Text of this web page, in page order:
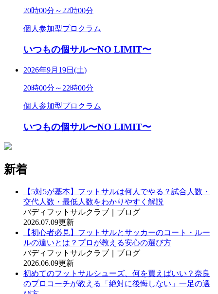
20時00分～22時00分
個人参加型プロクラム
いつもの個サル〜NO LIMIT〜
2026年9月19日(土)
20時00分～22時00分
個人参加型プロクラム
いつもの個サル〜NO LIMIT〜
新着
【5対5が基本】フットサルは何人でやる？試合人数・
交代人数・最低人数をわかりやすく解説
バディフットサルクラブ｜ブログ
2026.07.09更新
【初心者必見】フットサルとサッカーのコート・ルー
ルの違いとは？プロが教える安心の選び方
バディフットサルクラブ｜ブログ
2026.06.09更新
初めてのフットサルシューズ、何を買えばいい？奈良
のプロコーチが教える「絶対に後悔しない」一足の選